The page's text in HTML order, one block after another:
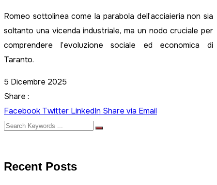
Romeo sottolinea come la parabola dell’acciaieria non sia
soltanto una vicenda industriale, ma un nodo cruciale per
comprendere l’evoluzione sociale ed economica di
Taranto.
5 Dicembre 2025
Share :
Facebook Twitter LinkedIn Share via Email
Recent Posts